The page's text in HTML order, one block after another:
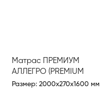
Матрас ПРЕМИУМ
АЛЛЕГРО (PREMIUM
ALLEGRO) 1600*2000
Размер: 2000x270x1600 мм